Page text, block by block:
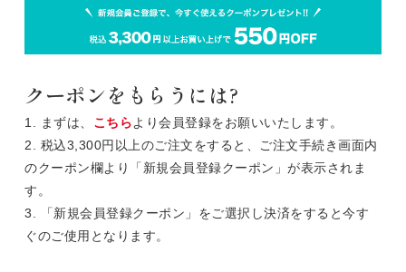
クーポンをもらうには?
1. まずは、 こちらより会員登録をお願いいたします。
2. 税込3,300円以上のご注文をすると、ご注文手続き画面内
のクーポン欄より「新規会員登録クーポン」が表示されま
す。
3. 「新規会員登録クーポン」をご選択し決済をすると今す
ぐのご使用となります。